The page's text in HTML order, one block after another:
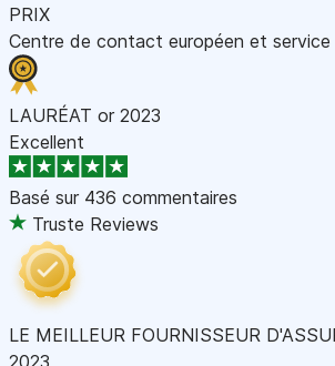
PRIX
Centre de contact européen et service
LAURÉAT or 2023
Excellent
Basé sur 436 commentaires
Truste Reviews
LE MEILLEUR FOURNISSEUR
2023